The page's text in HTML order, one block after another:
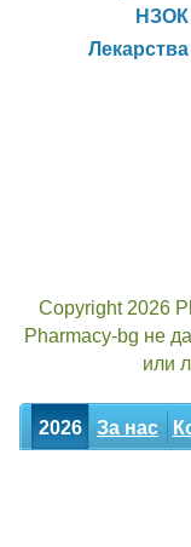
НЗОК
Лекарства
Copyright 2026
Pharmacy-bg не
или
2026 За нас